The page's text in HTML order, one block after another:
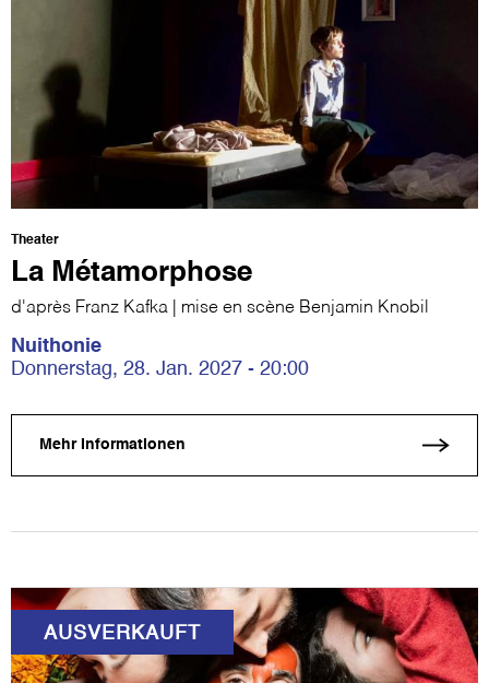
Theater
La Métamorphose
d'après Franz Kafka | mise en scène Benjamin Knobil
Nuithonie
Donnerstag, 28. Jan. 2027 - 20:00
Mehr Informationen
AUSVERKAUFT